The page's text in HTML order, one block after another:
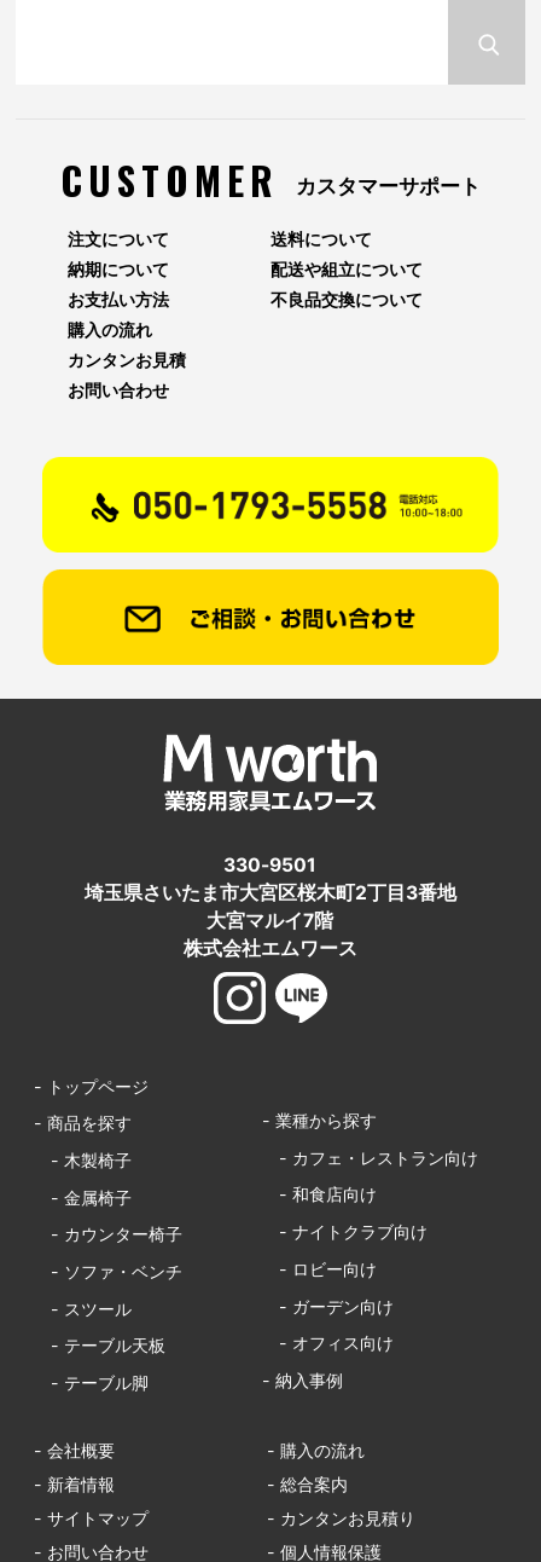
CUSTOMER カスタマーサポート
注文について
納期について
お支払い方法
送料について
配送や組立について
不良品交換について
購入の流れ
カンタンお見積
お問い合わせ
330-9501
埼玉県さいたま市大宮区桜木町2丁目3番地
大宮マルイ7階
株式会社エムワース
- トップページ
- 商品を探す
- 木製椅子
- 金属椅子
- カウンター椅子
- ソファ・ベンチ
- スツール
- テーブル天板
- テーブル脚
- 業種から探す
- カフェ・レストラン向け
- 和食店向け
- ナイトクラブ向け
- ロビー向け
- ガーデン向け
- オフィス向け
- 納入事例
- 会社概要
- 購入の流れ
- 新着情報
- 総合案内
- サイトマップ
- カンタンお見積り
- お問い合わせ
- 個人情報保護